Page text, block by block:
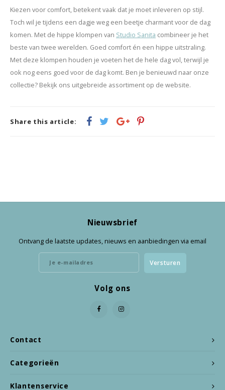
Kiezen voor comfort, betekent vaak dat je moet inleveren op stijl.
Toch wil je tijdens een dagje weg een beetje charmant voor de dag
komen. Met de hippe klompen van Studio Sanita combineer je het
beste van twee werelden. Goed comfort én een hippe uitstraling.
Met deze klompen houden je voeten het de hele dag vol, terwijl je
ook nog eens goed voor de dag komt. Ben je benieuwd naar onze
collectie? Bekijk ons uitgebreide assortiment op de website.
Share this article:
Contact
Nieuwsbrief
Ontvang de laatste updates, nieuws en aanbiedingen via email
Versturen
Volg ons
Categorieën
Klantenservice